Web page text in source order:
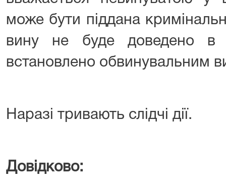
може бути піддана
вину не буде доведено в
встановлено обвинувальним
Наразі тривають слідчі дії.
Довідково: